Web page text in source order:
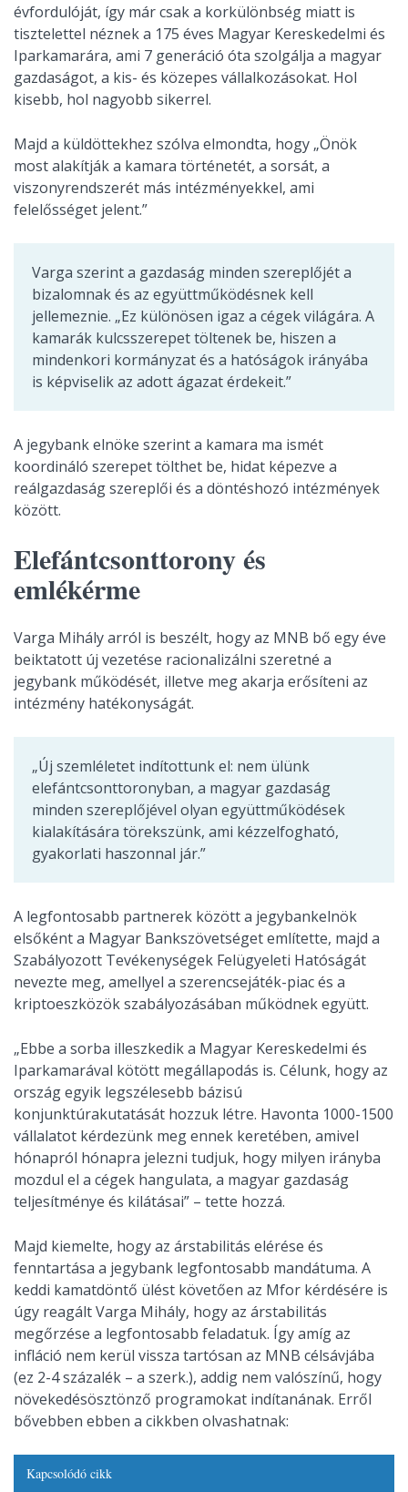
évfordulóját, így már csak a korkülönbség miatt is
tisztelettel néznek a 175 éves Magyar Kereskedelmi és
Iparkamarára, ami 7 generáció óta szolgálja a magyar
gazdaságot, a kis- és közepes vállalkozásokat. Hol
kisebb, hol nagyobb sikerrel.
Majd a küldöttekhez szólva elmondta, hogy „Önök
most alakítják a kamara történetét, a sorsát, a
viszonyrendszerét más intézményekkel, ami
felelősséget jelent.”
Varga szerint a gazdaság minden szereplőjét a
bizalomnak és az együttműködésnek kell
jellemeznie. „Ez különösen igaz a cégek világára. A
kamarák kulcsszerepet töltenek be, hiszen a
mindenkori kormányzat és a hatóságok irányába
is képviselik az adott ágazat érdekeit.”
A jegybank elnöke szerint a kamara ma ismét
koordináló szerepet tölthet be, hidat képezve a
reálgazdaság szereplői és a döntéshozó intézmények
között.
Elefántcsonttorony és
emlékérme
Varga Mihály arról is beszélt, hogy az MNB bő egy éve
beiktatott új vezetése racionalizálni szeretné a
jegybank működését, illetve meg akarja erősíteni az
intézmény hatékonyságát.
„Új szemléletet indítottunk el: nem ülünk
elefántcsonttoronyban, a magyar gazdaság
minden szereplőjével olyan együttműködések
kialakítására törekszünk, ami kézzelfogható,
gyakorlati haszonnal jár.”
A legfontosabb partnerek között a jegybankelnök
elsőként a Magyar Bankszövetséget említette, majd a
Szabályozott Tevékenységek Felügyeleti Hatóságát
nevezte meg, amellyel a szerencsejáték-piac és a
kriptoeszközök szabályozásában működnek együtt.
„Ebbe a sorba illeszkedik a Magyar Kereskedelmi és
Iparkamarával kötött megállapodás is. Célunk, hogy az
ország egyik legszélesebb bázisú
konjunktúrakutatását hozzuk létre. Havonta 1000-1500
vállalatot kérdezünk meg ennek keretében, amivel
hónapról hónapra jelezni tudjuk, hogy milyen irányba
mozdul el a cégek hangulata, a magyar gazdaság
teljesítménye és kilátásai” – tette hozzá.
Majd kiemelte, hogy az árstabilitás elérése és
fenntartása a jegybank legfontosabb mandátuma. A
keddi kamatdöntő ülést követően az Mfor kérdésére is
úgy reagált Varga Mihály, hogy az árstabilitás
megőrzése a legfontosabb feladatuk. Így amíg az
infláció nem kerül vissza tartósan az MNB célsávjába
(ez 2-4 százalék – a szerk.), addig nem valószínű, hogy
növekedésösztönző programokat indítanának. Erről
bővebben ebben a cikkben olvashatnak:
Kapcsolódó cikk